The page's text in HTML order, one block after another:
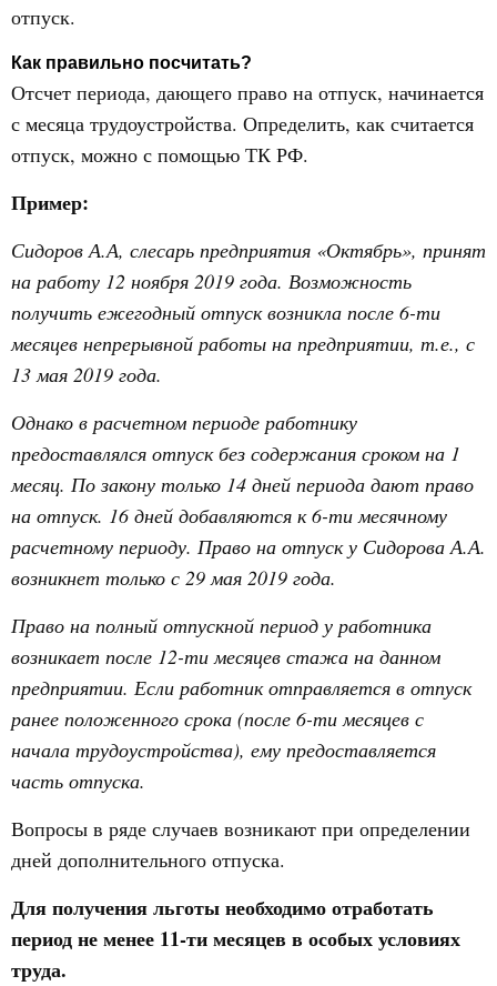
отпуск.
Как правильно посчитать?
Отсчет периода, дающего право на отпуск, начинается
с месяца трудоустройства. Определить, как считается
отпуск, можно с помощью ТК РФ.
Пример:
Сидоров А.А, слесарь предприятия «Октябрь», принят
на работу 12 ноября 2019 года. Возможность
получить ежегодный отпуск возникла после 6-ти
месяцев непрерывной работы на предприятии, т.е., с
13 мая 2019 года.
Однако в расчетном периоде работнику
предоставлялся отпуск без содержания сроком на 1
месяц. По закону только 14 дней периода дают право
на отпуск. 16 дней добавляются к 6-ти месячному
расчетному периоду. Право на отпуск у Сидорова А.А.
возникнет только с 29 мая 2019 года.
Право на полный отпускной период у работника
возникает после 12-ти месяцев стажа на данном
предприятии. Если работник отправляется в отпуск
ранее положенного срока (после 6-ти месяцев с
начала трудоустройства), ему предоставляется
часть отпуска.
Вопросы в ряде случаев возникают при определении
дней дополнительного отпуска.
Для получения льготы необходимо отработать
период не менее 11-ти месяцев в особых условиях
труда.